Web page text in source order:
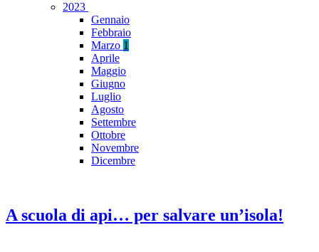
2023
Gennaio
Febbraio
Marzo 1
Aprile
Maggio
Giugno
Luglio
Agosto
Settembre
Ottobre
Novembre
Dicembre
A scuola di api… per salvare un’isola!